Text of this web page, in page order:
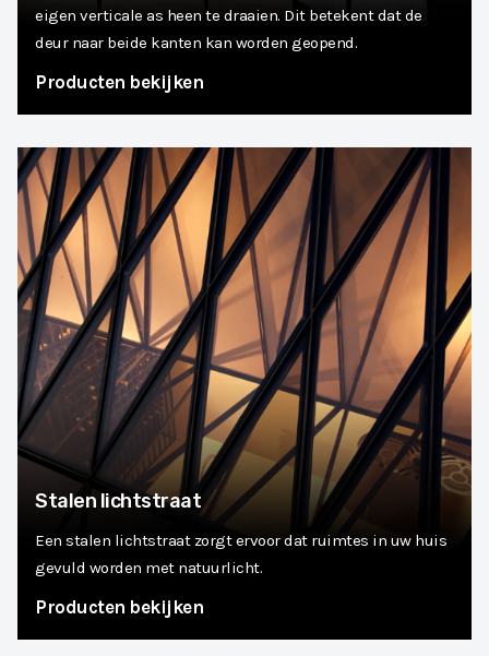
eigen verticale as heen te draaien. Dit betekent dat de
deur naar beide kanten kan worden geopend.
Producten bekijken
Stalen lichtstraat
Een stalen lichtstraat zorgt ervoor dat ruimtes in uw huis
gevuld worden met natuurlicht.
Producten bekijken